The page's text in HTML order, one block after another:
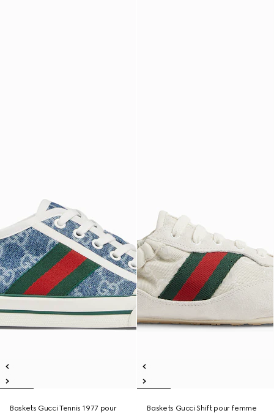
Baskets Gucci Tennis 1977 pour
Baskets Gucci Shift pour femme